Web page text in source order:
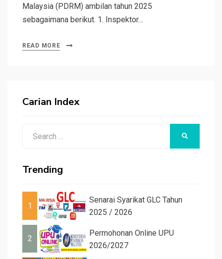
Malaysia (PDRM) ambilan tahun 2025
sebagaimana berikut. 1. Inspektor…
READ MORE
Carian Index
Trending
1
Senarai Syarikat GLC Tahun
2025 / 2026
2
Permohonan Online UPU
2026/2027